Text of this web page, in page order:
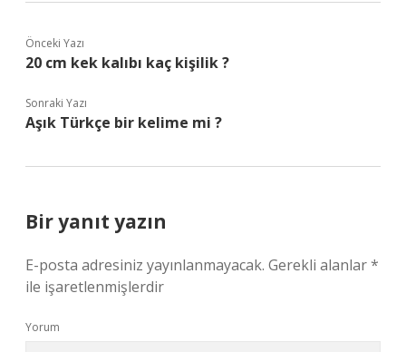
Önceki Yazı
20 cm kek kalıbı kaç kişilik ?
Sonraki Yazı
Aşık Türkçe bir kelime mi ?
Bir yanıt yazın
E-posta adresiniz yayınlanmayacak. Gerekli alanlar*
ile işaretlenmişlerdir
Yorum